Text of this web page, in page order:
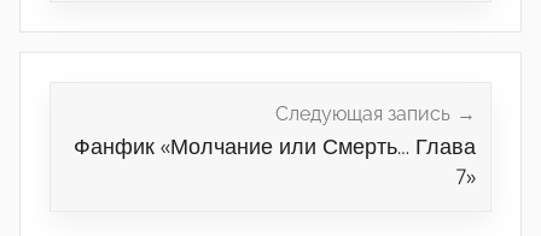
Следующая запись
Фанфик «Молчание или Смерть… Глава
7»